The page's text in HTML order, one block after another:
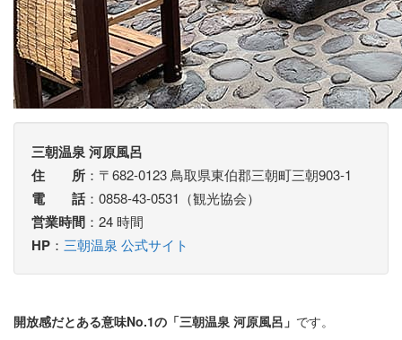
三朝温泉 河原風呂
住 所 ：〒682-0123 鳥取県東伯郡三朝町三朝903-1
電 話：0858-43-0531（観光協会）
営業時間 ：24 時間
HP ： 三朝温泉 公式サイト
開放感だとある意味No.1の「三朝温泉 河原風呂」 です。